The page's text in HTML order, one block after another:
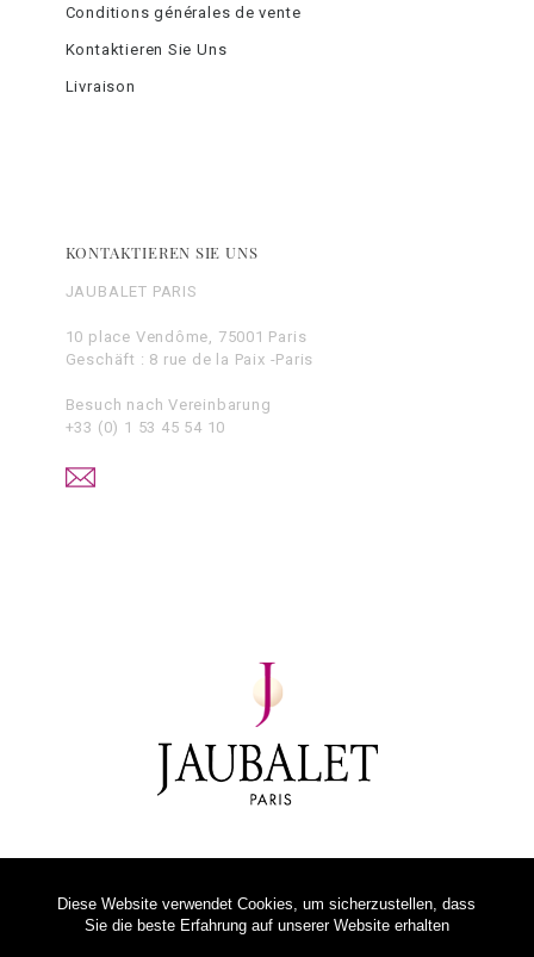
Conditions générales de vente
Kontaktieren Sie Uns
Livraison
KONTAKTIEREN SIE UNS
JAUBALET PARIS
10 place Vendôme, 75001 Paris
Geschäft : 8 rue de la Paix -Paris
Besuch nach Vereinbarung
+33 (0) 1 53 45 54 10
Diese Website verwendet Cookies, um sicherzustellen, dass
Sie die beste Erfahrung auf unserer Website erhalten